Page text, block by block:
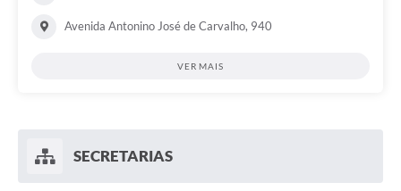
Avenida Antonino José de Carvalho, 940
VER MAIS
SECRETARIAS